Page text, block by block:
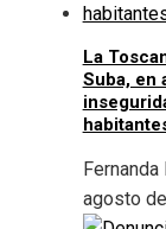
La
Suba, en
agosto